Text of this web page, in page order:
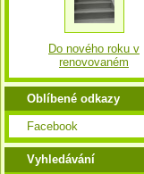
Do nového roku v
renovovaném
Oblíbené odkazy
Facebook
Vyhledávání